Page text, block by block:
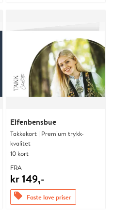
Elfenbensbue
Takkekort | Premium trykk-
kvalitet
10 kort
FRA
kr 149,-
offers Faste lave priser